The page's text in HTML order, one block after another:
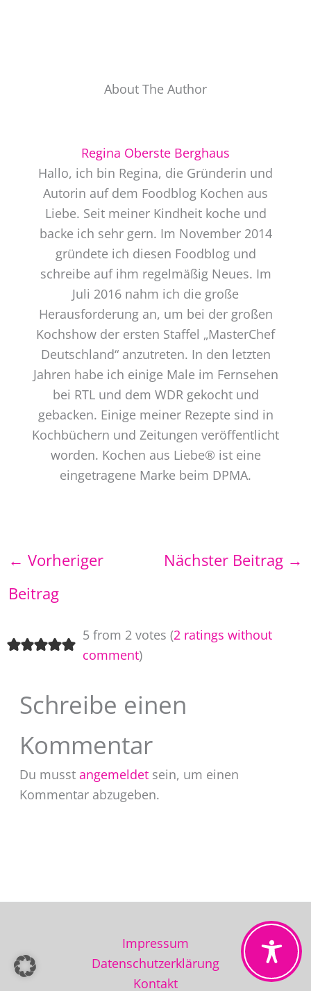
About The Author
Regina Oberste Berghaus
Hallo, ich bin Regina, die Gründerin und
Autorin auf dem Foodblog Kochen aus
Liebe. Seit meiner Kindheit koche und
backe ich sehr gern. Im November 2014
gründete ich diesen Foodblog und
schreibe auf ihm regelmäßig Neues. Im
Juli 2016 nahm ich die große
Herausforderung an, um bei der großen
Kochshow der ersten Staffel „MasterChef
Deutschland“ anzutreten. In den letzten
Jahren habe ich einige Male im Fernsehen
bei RTL und dem WDR gekocht und
gebacken. Einige meiner Rezepte sind in
Kochbüchern und Zeitungen veröffentlicht
worden. Kochen aus Liebe® ist eine
eingetragene Marke beim DPMA.
← Vorheriger
Beitrag
Nächster Beitrag →
5 from 2 votes (2 ratings without
comment)
Schreibe einen
Kommentar
Du musst angemeldetsein, um einen
Kommentar abzugeben.
Impressum
Datenschutzerklärung
Kontakt